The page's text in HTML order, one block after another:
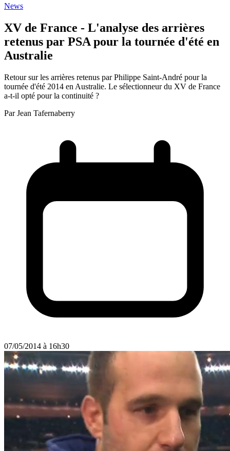
News
XV de France - L'analyse des arrières
retenus par PSA pour la tournée d'été en
Australie
Retour sur les arrières retenus par Philippe Saint-André pour la
tournée d'été 2014 en Australie. Le sélectionneur du XV de France
a-t-il opté pour la continuité ?
Par Jean Tafernaberry
07/05/2014 à 16h30